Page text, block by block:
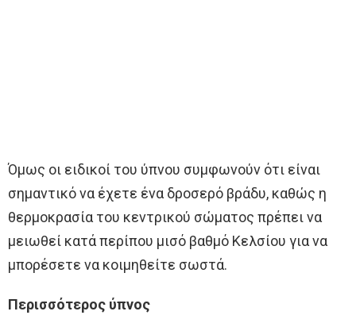
Όμως οι ειδικοί του ύπνου συμφωνούν ότι είναι
σημαντικό να έχετε ένα δροσερό βράδυ, καθώς η
θερμοκρασία του κεντρικού σώματος πρέπει να
μειωθεί κατά περίπου μισό βαθμό Κελσίου για να
μπορέσετε να κοιμηθείτε σωστά.
Περισσότερος ύπνος